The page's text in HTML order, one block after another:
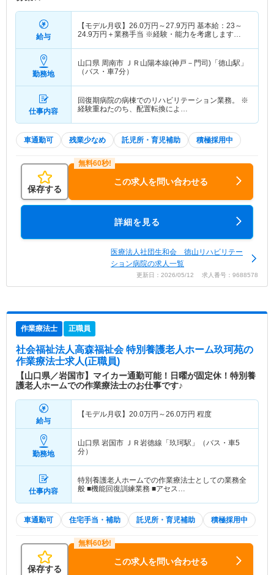
給与
【モデル月収】 26.0万円～27.9万円 基本給：23～
24.9万円＋業務手当 ※経験・能力を考慮します
勤務地
山口県 周南市 ＪＲ山陽本線(神戸－門司)「徳山駅」
（バス・車7分）
仕事内容
回復期病院の病棟でのリハビリテーション業務。 ※
経験重ねたのち、配置転換によ…
車通勤可 残業少なめ 託児所・育児補助 積極採用中
保存する
この求人を問い合わせる
詳細を見る
医療法人社団生和会 徳山リハビリテー
ション病院の求人一覧
更新日：2026/05/12 求人番号：9688578
作業療法士 正職員
社会福祉法人高森福祉会 特別養護老人ホーム玖珂苑の
作業療法士求人(正職員)
【山口県／岩国市】マイカー通勤可能！日曜が固定休！特別養
護老人ホームでの作業療法士のお仕事です♪
給与
【モデル月収】 20.0万円～26.0万円 程度
勤務地
山口県 岩国市 ＪＲ岩徳線「玖珂駅」（バス・車5
分）
仕事内容
特別養護老人ホームでの作業療法士としての業務全
般 ■機能回復訓練業務 ■アセス…
車通勤可 住宅手当・補助 託児所・育児補助 積極採用中
保存する
この求人を問い合わせる